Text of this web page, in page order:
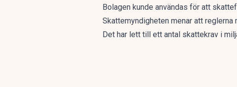
Bolagen kunde användas för att
Skattemyndigheten menar att
Det har lett till ett antal skattekrav i